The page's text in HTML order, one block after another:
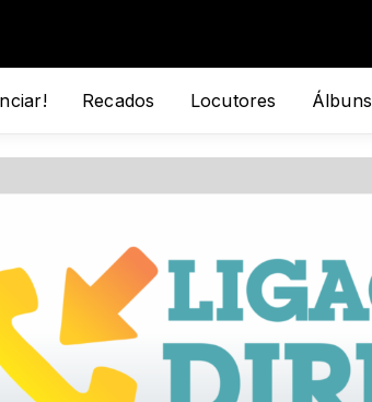
Recados Locutores Álbuns